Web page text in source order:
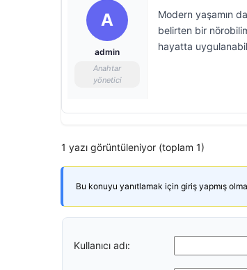
A
admin
Anahtar
yönetici
Modern yaşamın
belirten bir
hayatta
1 yazı görüntüleniyor (toplam 1)
Bu konuyu yanıtlamak için giriş yapmış
Kullanıcı adı: